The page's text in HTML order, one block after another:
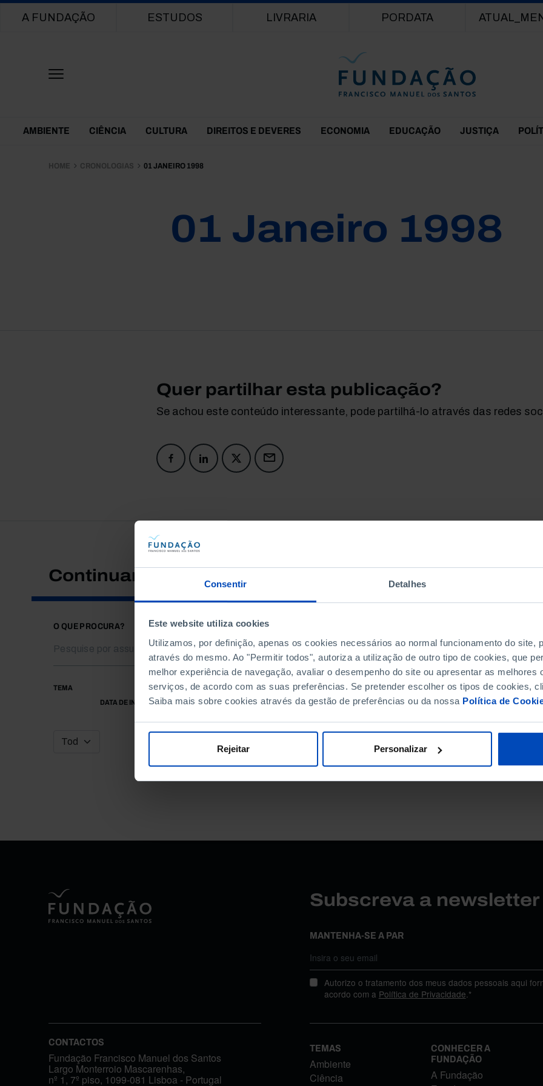
Consentir Detalhes
Este website utiliza cookies
Utilizamos, por definição, apenas os cookies necessários ao normal funcionamento do site,
através do mesmo. Ao "Permitir todos", autoriza a utilização de outro tipo de cookies, que
melhor experiência de navegação, avaliar o desempenho do site ou apresentar as melhores
serviços, de acordo com as suas preferências. Se pretender escolher os tipos de cookies,
Saiba mais sobre cookies através da gestão de preferências ou da nossa Política de
Rejeitar Personalizar
Main navigation
A FUNDAÇÃO ESTUDOS LIVRARIA PORDATA
Themes Menu
AMBIENTE CIÊNCIA CULTURA DIREITOS E DEVERES ECONOMIA EDUCAÇÃO JUSTIÇA
HOME CRONOLOGIAS 01 JANEIRO 1998
01 Janeiro 1998
Quer partilhar esta publicação?
Se achou este conteúdo interessante, pode partilhá-lo através das redes
Continuar a pesquisar
O QUE PROCURA?
TEMA
DATA DE INÍCIO
DATA DE FIM
Subscreva a
MANTENHA-SE A PAR
Autorizo o tratamento dos meus dados pessoais aqui
acordo com a Política de Privacidade.*
CONTACTOS
Fundação Francisco Manuel dos Santos
Largo Monterroio Mascarenhas,
nº 1, 7º piso, 1099-081 Lisboa - Portugal
TEMAS
Ambiente
Ciência
CONHECER A
FUNDAÇÃO
A Fundação